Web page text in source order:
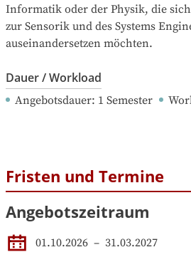
Informatik oder der Physik, die
zur Sensorik und des Systems
auseinandersetzen möchten.
Dauer / Workload
Angebotsdauer: 1 Semester
Fristen und Termine
Angebotszeitraum
01.10.2026 – 31.03.2027